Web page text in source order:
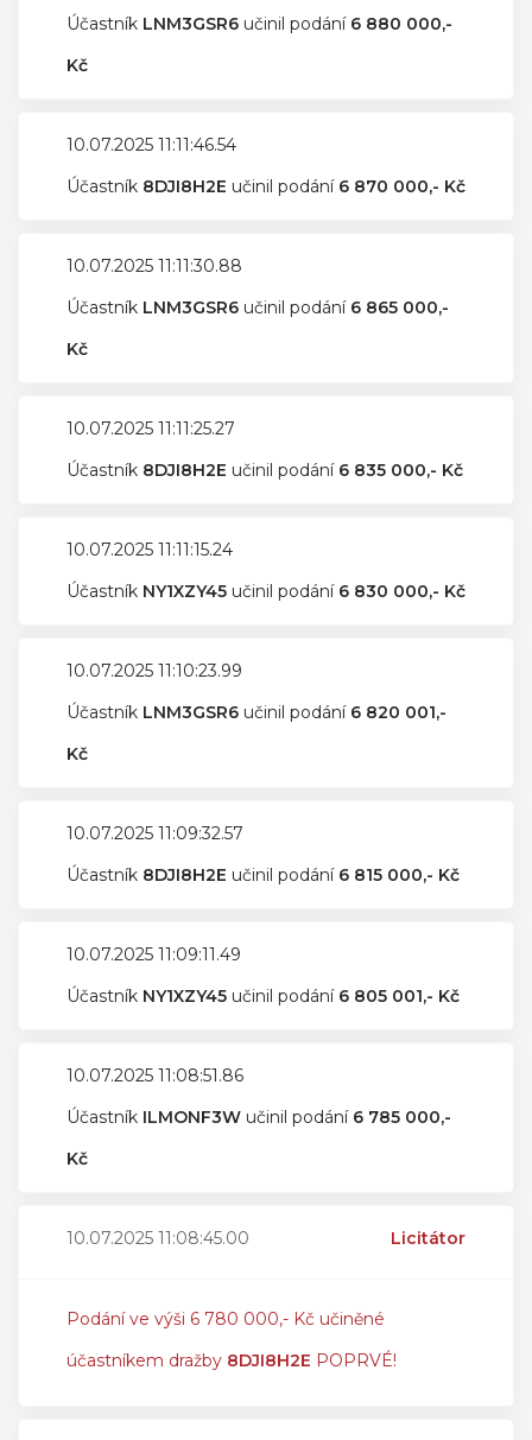
Účastník LNM3GSR6 učinil podání 6 880 000,-
Kč
10.07.2025 11:11:46.54
Účastník 8DJI8H2E učinil podání 6 870 000,- Kč
10.07.2025 11:11:30.88
Účastník LNM3GSR6 učinil podání 6 865 000,-
Kč
10.07.2025 11:11:25.27
Účastník 8DJI8H2E učinil podání 6 835 000,- Kč
10.07.2025 11:11:15.24
Účastník NY1XZY45 učinil podání 6 830 000,- Kč
10.07.2025 11:10:23.99
Účastník LNM3GSR6 učinil podání 6 820 001,-
Kč
10.07.2025 11:09:32.57
Účastník 8DJI8H2E učinil podání 6 815 000,- Kč
10.07.2025 11:09:11.49
Účastník NY1XZY45 učinil podání 6 805 001,- Kč
10.07.2025 11:08:51.86
Účastník ILMONF3W učinil podání 6 785 000,-
Kč
10.07.2025 11:08:45.00 Licitátor
Podání ve výši 6 780 000,- Kč učiněné
účastníkem dražby 8DJI8H2E POPRVÉ!